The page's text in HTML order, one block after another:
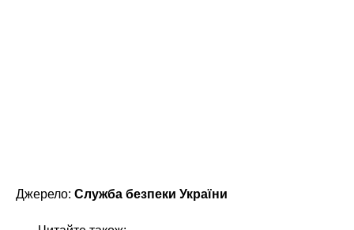
Джерело: Служба безпеки України